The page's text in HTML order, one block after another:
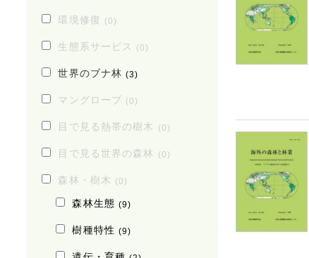
環境修復 (0)
生態系サービス (0)
世界のブナ林 (3)
マングローブ (0)
目で見る熱帯の樹木 (0)
目で見る世界の森林 (0)
森林・樹木 (0)
森林生態 (9)
樹種特性 (9)